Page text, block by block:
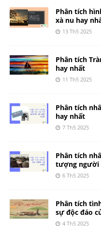
Phân tích
xà nu hay
13 Th5 2025
Phân tích
hay nhất
11 Th5 2025
Phân tích
hay nhất
7 Th5 2025
Phân tích
tượng người
6 Th5 2025
Phân tích
sự độc đáo
4 Th5 2025